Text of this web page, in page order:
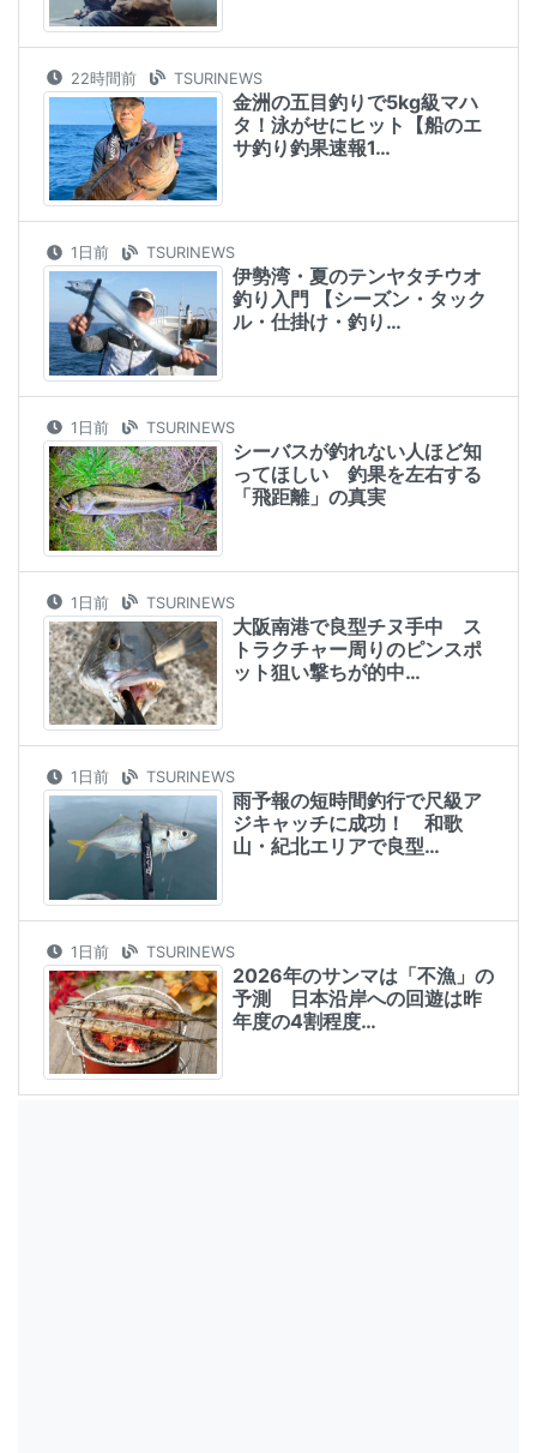
22時間前 TSURINEWS
金洲の五目釣りで5kg級マハ
タ！泳がせにヒット【船のエ
サ釣り釣果速報1…
1日前 TSURINEWS
伊勢湾・夏のテンヤタチウオ
釣り入門 【シーズン・タック
ル・仕掛け・釣り…
1日前 TSURINEWS
シーバスが釣れない人ほど知
ってほしい 釣果を左右する
「飛距離」の真実
1日前 TSURINEWS
大阪南港で良型チヌ手中 ス
トラクチャー周りのピンスポ
ット狙い撃ちが的中…
1日前 TSURINEWS
雨予報の短時間釣行で尺級ア
ジキャッチに成功！ 和歌
山・紀北エリアで良型…
1日前 TSURINEWS
2026年のサンマは「不漁」の
予測 日本沿岸への回遊は昨
年度の4割程度…